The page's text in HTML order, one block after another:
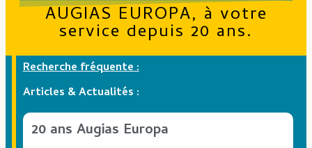
AUGIAS EUROPA, à votre
service depuis 20 ans.
Recherche fréquente :
Articles & Actualités :
20 ans Augias Europa